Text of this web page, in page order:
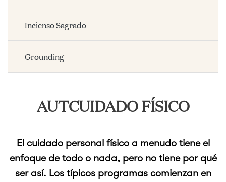
Incienso Sagrado
Grounding
AUTCUIDADO FÍSICO
El cuidado personal físico a menudo tiene el
enfoque de todo o nada, pero no tiene por qué
ser así. Los típicos programas comienzan en